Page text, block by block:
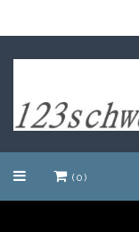
(0)